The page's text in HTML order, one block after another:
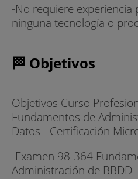
-No requiere experiencia
ninguna tecnología o
🏁 Objetivos
Objetivos Curso
Fundamentos de
Datos - Certificación
-Examen 98-364
Administración de BBDD